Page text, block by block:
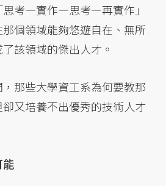
思考—實作—思考—再實作」
個領域能夠悠遊自在、無所
該領域的傑出人才。
那些大學資工系為何要教那
又培養不出優秀的技術人才
能